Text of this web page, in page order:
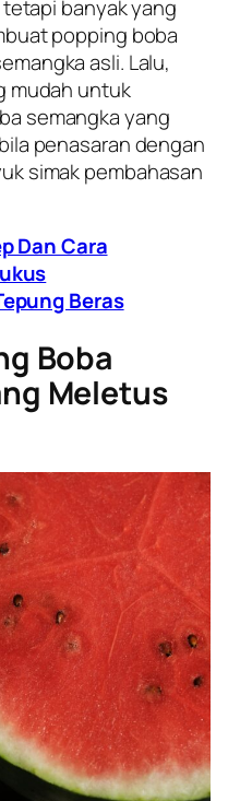
banyak yang
popping boba
asli. Lalu,
mudah untuk
semangka yang
penasaran dengan
simak pembahasan
Dan Cara
Beras
Boba
Meletus